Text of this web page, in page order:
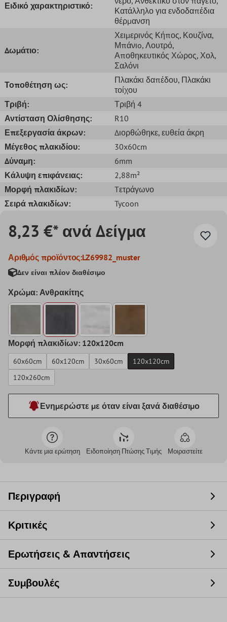
Ειδικό χαρακτηριστικό:
Κατάλληλο για ενδοδαπέδια
θέρμανση
Δωμάτιο:
Χειμερινός Κήπος, Κουζίνα,
Μπάνιo, Λουτρό,
Αποθηκευτικός Χώρος, Χολ,
Σαλόνι
Τοποθέτηση ως:
Πλακάκι δαπέδου, Πλακάκι
τοίχου
Τριβή:
Τριβή 4
Αντίσταση Ολίσθησης:
R10
Επεξεργασία άκρων:
Διορθώθηκε, ευθεία άκρη
Μέγεθος πλακιδίου:
30x60cm
Δύναμη:
6mm
Κάλυψη επιφάνειας:
2,88m²
Μορφή πλακιδίων:
Tετράγωνο
Σειρά πλακιδίων:
Tycoon
8,23 €* ανά Δείγμα
Αριθμός προϊόντος:LZ69982_muster
Δεν είναι πλέον διαθέσιμο
Χρώμα: Ανθρακίτης
Μορφή πλακιδίων: 120x120cm
60x60cm 60x120cm 30x60cm
120x120cm
120x260cm
Ενημερώστε με όταν είναι ξανά διαθέσιμο
Κάντε μια ερώτηση Ειδοποίηση Πτώσης Τιμής Μοιραστείτε
Περιγραφή
Κριτικές
Ερωτήσεις & Απαντήσεις
Συμβουλές